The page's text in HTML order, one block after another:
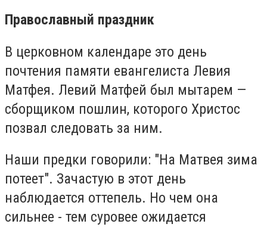
Православный праздник
В церковном календаре это день
почтения памяти евангелиста Левия
Матфея. Левий Матфей был мытарем —
сборщиком пошлин, которого Христос
позвал следовать за ним.
Наши предки говорили: "На Матвея зима
потеет". Зачастую в этот день
наблюдается оттепель. Но чем она
сильнее - тем суровее ожидается